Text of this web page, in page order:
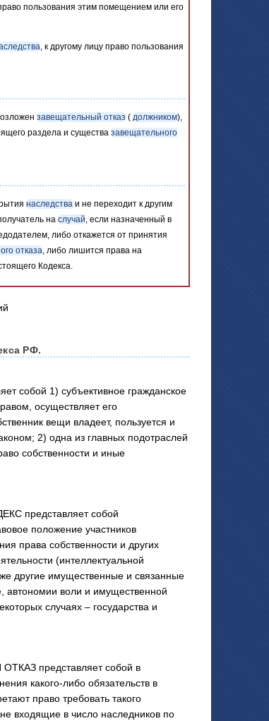
пользования этим помещением или его
, к другому лицу право пользования
завещательный отказ ( должником),
раздела и существа завещательного
наследства и не переходит к другим
на случай , если назначенный в
либо откажется от принятия
отказа , либо лишится права на
Кодекса.
РФ.
1) субъективное гражданское
осуществляет его
вещи владеет, пользуется и
2) одна из главных подотраслей
собственности и иные
представляет собой
положение участников
права собственности и других
(интеллектуальной
другие имущественные и связанные
автономии воли и имущественной
случаях – государства и
представляет собой в
какого-либо обязательств в
право требовать такого
входящие в число наследников по